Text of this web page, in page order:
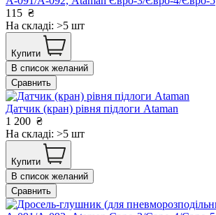
115 ₴
На складі: >5 шт
Купити
В список желаний
Сравнить
Датчик (кран) рівня підлоги Ataman
1 200 ₴
На складі: >5 шт
Купити
В список желаний
Сравнить